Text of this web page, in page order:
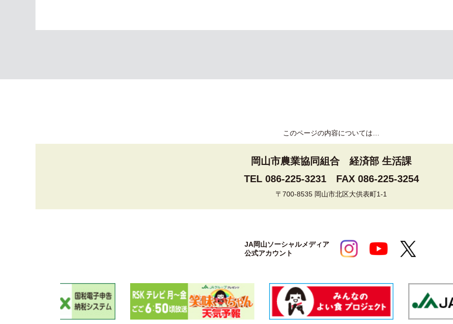
このページの内容については…
岡山市農業協同組合
経済部 生活課
TEL 086-225-3231
FAX 086-225-3254
〒700-8535 岡山市北区大供表町1-1
JA岡山ソーシャルメディア
公式アカウント